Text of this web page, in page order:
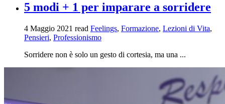
5 modi + 1 per imparare a sorridere
4 Maggio 2021 read Feelings, Formazione, Lezioni di Vita,
Pensieri, Professionismo
Sorridere non è solo un gesto di cortesia, ma una ...